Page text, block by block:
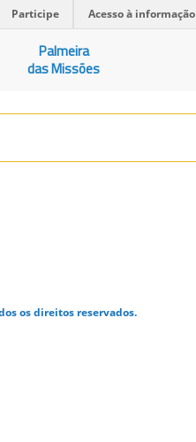
Participe Acesso à informação
Palmeira
das Missões
os direitos reservados.